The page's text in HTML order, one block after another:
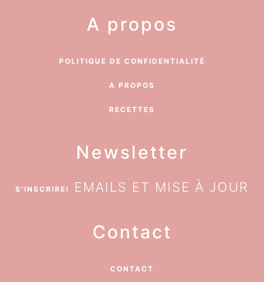
A propos
POLITIQUE DE CONFIDENTIALITÉ
A PROPOS
RECETTES
Newsletter
S'INSCRIRE! EMAILS ET MISE À JOUR
Contact
CONTACT